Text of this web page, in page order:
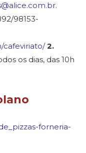
.
98153-
cafeviriato/2.
os dias, das 10h